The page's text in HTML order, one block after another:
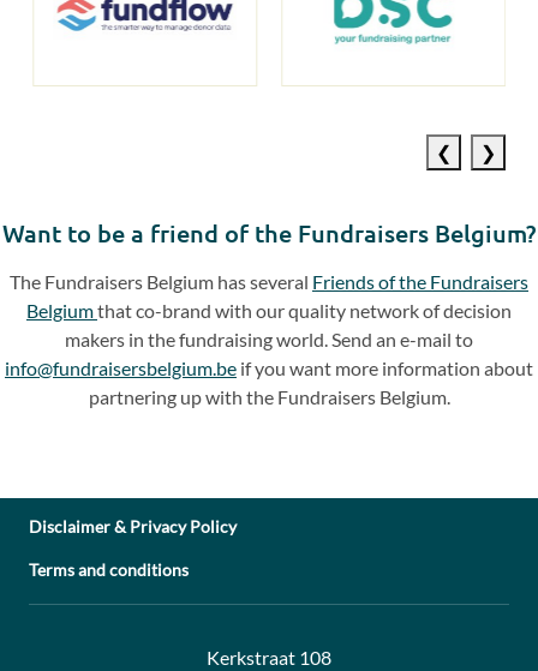
Want to be a friend of the Fundraisers Belgium?
The Fundraisers Belgium has several Friends of the Fundraisers
Belgiumthat co-brand with our quality network of decision
makers in the fundraising world. Send an e-mail to
info@fundraisersbelgium.be if you want more information about
partnering up with the Fundraisers Belgium.
Disclaimer & Privacy Policy
Terms and conditions
Contact:
Address:
Kerkstraat 108